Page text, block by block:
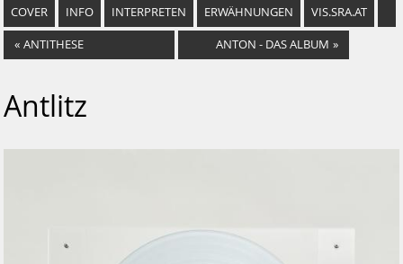
COVER INFO INTERPRETEN ERWÄHNUNGEN VIS.SRA.AT
« ANTITHESE ANTON - DAS ALBUM »
Antlitz